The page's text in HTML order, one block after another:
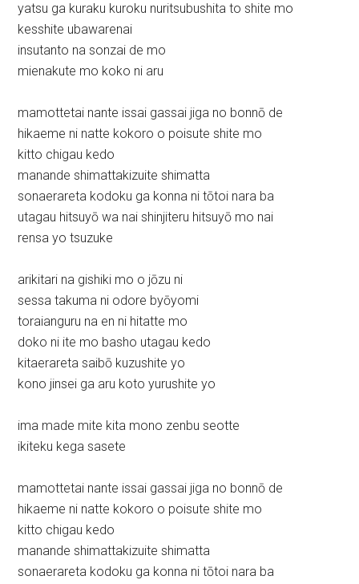
yatsu ga kuraku kuroku nuritsubushita to shite mo
kesshite ubawarenai
insutanto na sonzai de mo
mienakute mo koko ni aru
mamottetai nante issai gassai jiga no bonnō de
hikaeme ni natte kokoro o poisute shite mo
kitto chigau kedo
manande shimattakizuite shimatta
sonaerareta kodoku ga konna ni tōtoi nara ba
utagau hitsuyō wa nai shinjiteru hitsuyō mo nai
rensa yo tsuzuke
arikitari na gishiki mo o jōzu ni
sessa takuma ni odore byōyomi
toraianguru na en ni hitatte mo
doko ni ite mo basho utagau kedo
kitaerareta saibō kuzushite yo
kono jinsei ga aru koto yurushite yo
ima made mite kita mono zenbu seotte
ikiteku kega sasete
mamottetai nante issai gassai jiga no bonnō de
hikaeme ni natte kokoro o poisute shite mo
kitto chigau kedo
manande shimattakizuite shimatta
sonaerareta kodoku ga konna ni tōtoi nara ba